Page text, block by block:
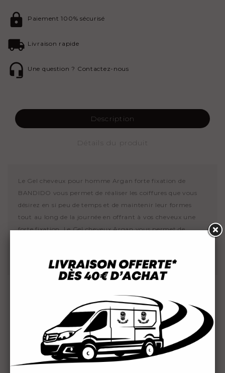
Paiement 100% sécurisé
Livraison rapide
Une question ? Contactez-nous
Description
Détails du produit
Le Gel cheveux pour homme Argan forte fixation de
BANDIDO vous permet de réaliser les coiffures que vous
désirez en si peu de temps et de maintenir leur formes
tout au long de la journée en offrant à vos cheveux une
forte fixation .Le Gel cheveux Argan vous permet de
4 AUTRES PRODUITS DANS LA
MÊME CATÉGORIE :